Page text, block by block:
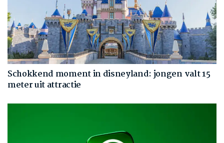
Schokkend moment in disneyland: jongen valt 15
meter uit attractie